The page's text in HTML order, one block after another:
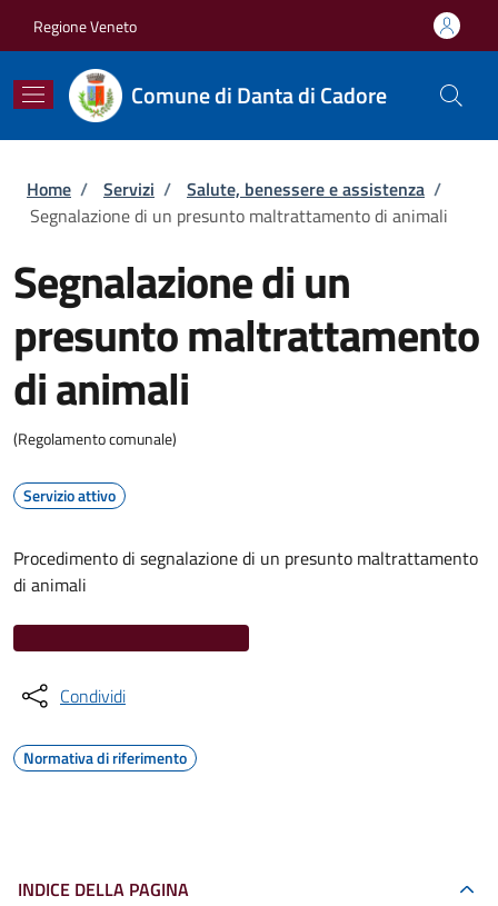
Regione Veneto
Comune di Danta di Cadore
Briciole di pane
Home / Servizi / Salute, benessere e assistenza /
Segnalazione di un presunto maltrattamento di animali
Segnalazione di un
presunto maltrattamento
di animali
(Regolamento comunale)
Servizio attivo
Procedimento di segnalazione di un presunto maltrattamento
di animali
Condividi
Normativa di riferimento
INDICE DELLA PAGINA